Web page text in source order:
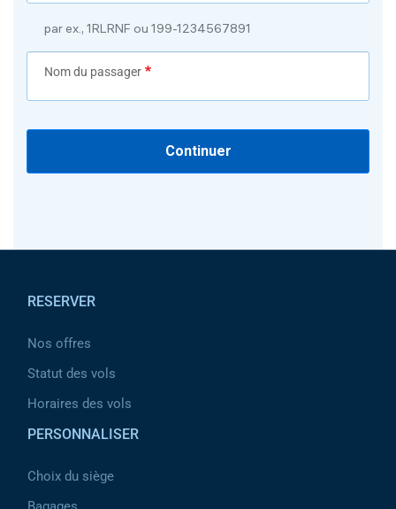
par ex., 1RLRNF ou 199-1234567891
Nom du passager
Continuer
RESERVER
Nos offres
Statut des vols
Horaires des vols
PERSONNALISER
Choix du siège